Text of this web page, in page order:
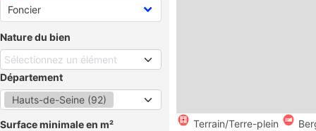
Nature du bien
Sélectionnez un élément
Département
Hauts-de-Seine (92)
Surface minimale en m² Terrain/Terre-plein